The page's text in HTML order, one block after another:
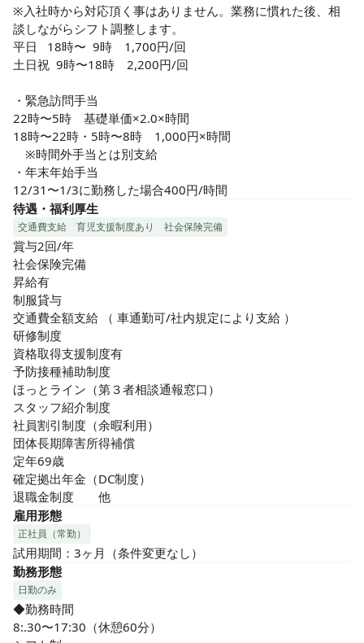
※入社時から対応頂く事はありません。業務に慣れた後、相
談しながらシフト調整します。
平日   18時〜  9時　1,700円/回
土日祝  9時〜18時　2,200円/回
・緊急訪問手当
22時〜5時　基礎単価×2.0×時間
18時〜22時・5時〜8時　1,000円×時間
※時間外手当とは別支給
・年末年始手当
12/31〜1/3に勤務した場合400円/時間
待遇・福利厚生
交通費支給 育児支援制度あり 社会保険完備
賞与2回/年
社会保険完備
昇給有
制服貸与
交通費全額支給 （ 車通勤可/社内規定により支給 ）
研修制度
資格取得支援制度有
予防接種補助制度
ほっとライン（第３者相談通報窓口）
スタッフ紹介制度
社員割引制度（余暇利用）
団体長期障害所得補償
定年69歳
確定拠出年金（DC制度）
退職金制度　　他
雇用形態
正社員（常勤）
試用期間：3ヶ月（条件変更なし）
勤務形態
日勤のみ
◆勤務時間
8:.30〜17:30（休憩60分）